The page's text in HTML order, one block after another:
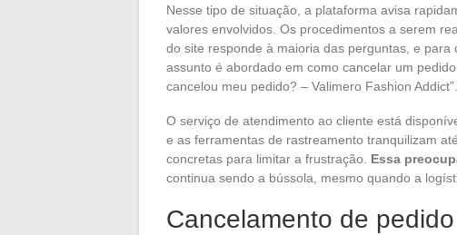
Nesse tipo de situação, a plataforma avisa
valores envolvidos. Os procedimentos a serem
do site responde à maioria das perguntas, e
assunto é abordado em como cancelar um
cancelou meu pedido? – Valimero Fashion Addict”.
O serviço de atendimento ao cliente está
e as ferramentas de rastreamento tranquilizam
concretas para limitar a frustração. Essa
continua sendo a bússola, mesmo quando a
Cancelamento de